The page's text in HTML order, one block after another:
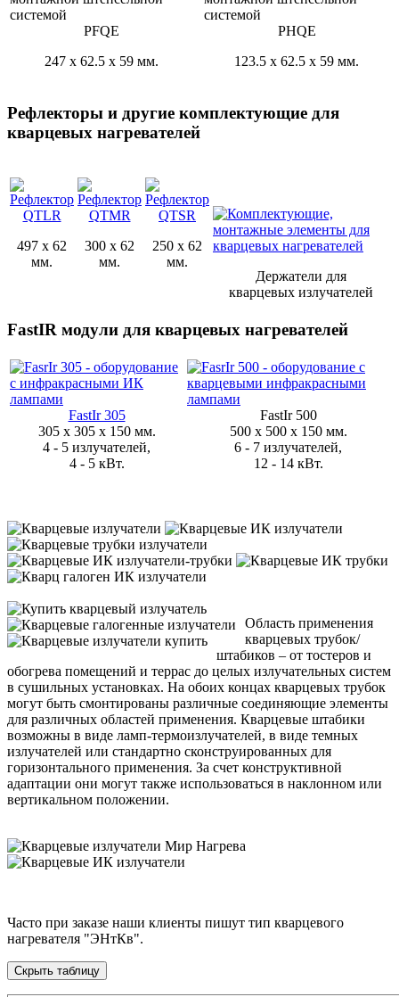
PFQE
247 x 62.5 x 59 мм.
PHQE
123.5 x 62.5 x 59 мм.
Рефлекторы и другие комплектующие для
кварцевых нагревателей
QTLR
497 x 62
мм.
QTMR
300 x 62
мм.
QTSR
250 x 62
мм.
Держатели для
кварцевых излучателей
FastIR модули для кварцевых нагревателей
FastIr 305
305 x 305 x 150 мм.
4 - 5 излучателей,
4 - 5 кВт.
FastIr 500
500 x 500 x 150 мм.
6 - 7 излучателей,
12 - 14 кВт.
Область применения
кварцевых трубок/
штабиков – от тостеров и
обогрева помещений и террас до целых излучательных систем
в сушильных установках. На обоих концах кварцевых трубок
могут быть смонтированы различные соединяющие элементы
для различных областей применения. Кварцевые штабики
возможны в виде ламп-термоизлучателей, в виде темных
излучателей или стандартно сконструированных для
горизонтального применения. За счет конструктивной
адаптации они могут также использоваться в наклонном или
вертикальном положении.
Часто при заказе наши клиенты пишут тип кварцевого
нагревателя "ЭНтКв".